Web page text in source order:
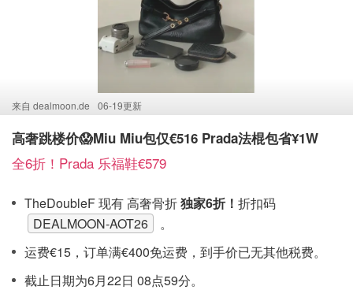
来自 dealmoon.de 06-19更新
高奢跳楼价😱Miu Miu包仅€516 Prada法棍包省¥1W
全6折！Prada 乐福鞋€579
TheDoubleF 现有 高奢骨折独家6折！ 折扣码
DEALMOON-AOT26
。
运费€15，订单满€400免运费，到手价已无其他税费。
截止日期为6月22日 08点59分。